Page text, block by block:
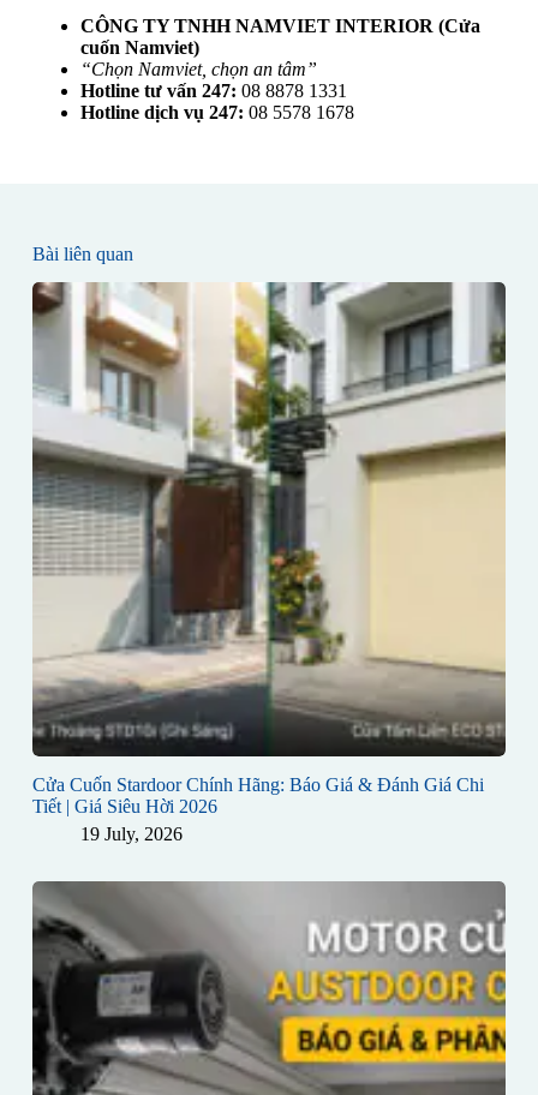
CÔNG TY TNHH NAMVIET INTERIOR (Cửa
cuốn Namviet)
“Chọn Namviet, chọn an tâm”
Hotline tư vấn 247: 08 8878 1331
Hotline dịch vụ 247: 08 5578 1678
Bài liên quan
Cửa Cuốn Stardoor Chính Hãng: Báo Giá & Đánh Giá Chi
Tiết | Giá Siêu Hời 2026
19 July, 2026